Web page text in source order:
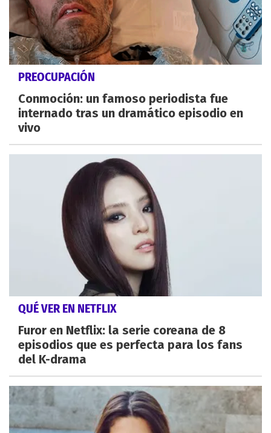
PREOCUPACIÓN
Conmoción: un famoso periodista fue
internado tras un dramático episodio en
vivo
QUÉ VER EN NETFLIX
Furor en Netflix: la serie coreana de 8
episodios que es perfecta para los fans
del K-drama